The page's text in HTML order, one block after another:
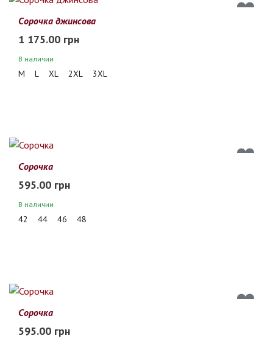
Сорочка джинсова
1 175.00 грн
В наличии
M L XL 2XL 3XL
Сорочка
595.00 грн
В наличии
42 44 46 48
Сорочка
595.00 грн